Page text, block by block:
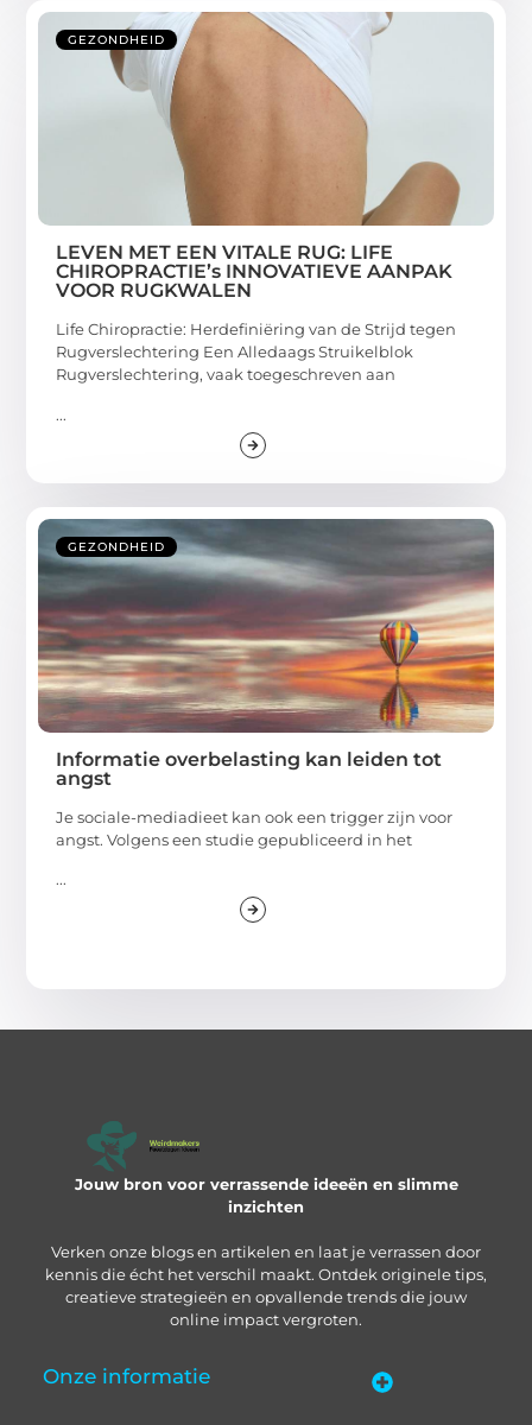
GEZONDHEID
LEVEN MET EEN VITALE RUG: LIFE
CHIROPRACTIE’s INNOVATIEVE AANPAK
VOOR RUGKWALEN
Life Chiropractie: Herdefiniëring van de Strijd tegen
Rugverslechtering Een Alledaags Struikelblok
Rugverslechtering, vaak toegeschreven aan
...
GEZONDHEID
Informatie overbelasting kan leiden tot
angst
Je sociale-mediadieet kan ook een trigger zijn voor
angst. Volgens een studie gepubliceerd in het
...
Jouw bron voor verrassende ideeën en slimme
inzichten
Verken onze blogs en artikelen en laat je verrassen door
kennis die écht het verschil maakt. Ontdek originele tips,
creatieve strategieën en opvallende trends die jouw
online impact vergroten.
Onze informatie